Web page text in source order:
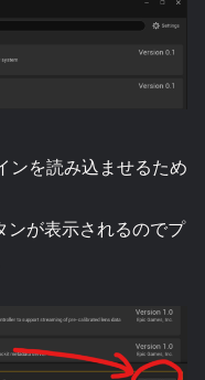
ンを読み込ませるため
ンが表示されるのでプ